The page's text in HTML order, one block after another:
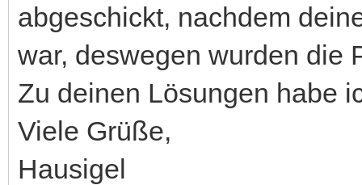
abgeschickt, nachdem
war, deswegen wurden die
Zu deinen Lösungen habe
Viele Grüße,
Hausigel